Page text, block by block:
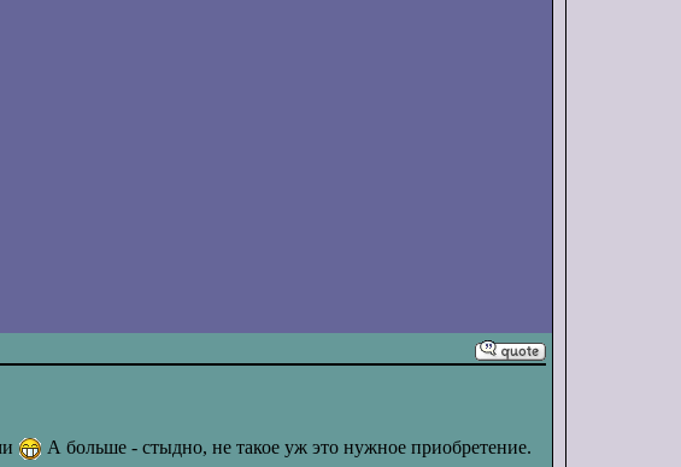
А больше - стыдно, не такое уж это нужное приобретение.